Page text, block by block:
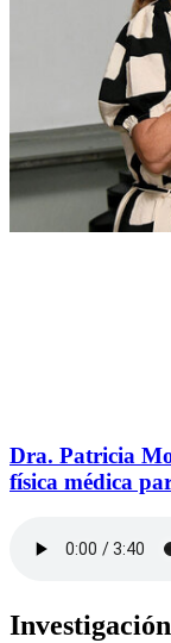
Dra. Patricia
física médica
Investigación